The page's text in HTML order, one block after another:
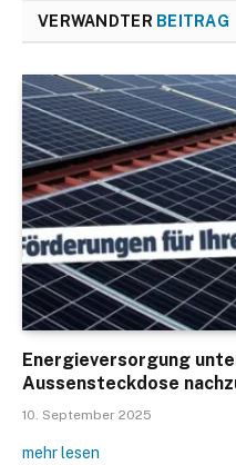
VERWANDTER BEITRAG
Energieversorgung
Aussensteckdose
10. September 2025
mehr lesen